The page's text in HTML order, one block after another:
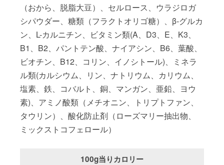
（おから、脱脂大豆）、セルロース、ウラジロガ
シパウダー、糖類（フラクトオリゴ糖）、β-グルカ
ン、L-カルニチン、ビタミン類(A、D3、E、K3、
B1、B2、パントテン酸、ナイアシン、B6、葉酸、
ビオチン、B12、コリン、イノシトール)、ミネラ
ル類(カルシウム、リン、ナトリウム、カリウム、
塩素、鉄、コバルト、銅、マンガン、亜鉛、ヨウ
素)、アミノ酸類（メチオニン、トリプトファン、
タウリン）、酸化防止剤（ローズマリー抽出物、
ミックストコフェロール）
100g当りカロリー